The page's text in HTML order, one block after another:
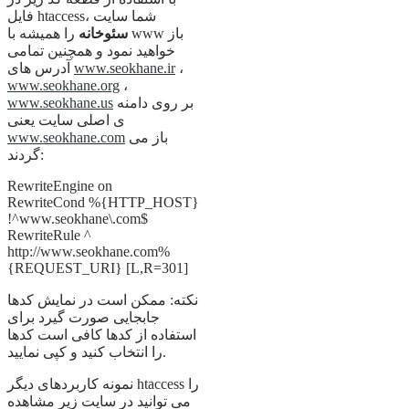
فایل htaccess، شما سایت
سئوخانه را همیشه با www باز
خواهید نمود و همچنین تمامی
www.seokhane.ir،
www.seokhane.org ،
www.seokhane.us
ی اصلی سایت یعنی
www.seokhane.com
گردند:
RewriteEngine on
RewriteCond %{HTTP_HOST}
!^www.seokhane\.com$
RewriteRule ^
http://www.seokhane.com%
{REQUEST_URI} [L,R=301]
نکته: ممکن است در نمایش کدها
جابجایی صورت گیرد برای
استفاده از کدها کافی است کدها
را انتخاب کنید و کپی نمایید.
نمونه کاربردهای دیگر htaccess را
می توانید در سایت زیر مشاهده